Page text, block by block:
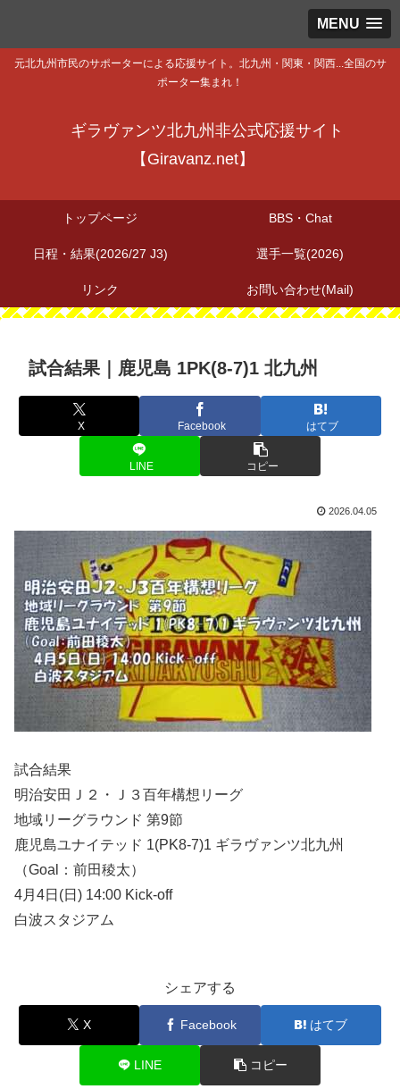
MENU
元北九州市民のサポーターによる応援サイト。北九州・関東・関西...全国のサ
ポーター集まれ！
ギラヴァンツ北九州非公式応援サイト
【Giravanz.net】
トップページ BBS・Chat
日程・結果(2026/27 J3) 選手一覧(2026)
リンク お問い合わせ(Mail)
試合結果｜鹿児島 1PK(8-7)1 北九州
X Facebook はてブ
LINE コピー
2026.04.05
試合結果
明治安田Ｊ２・Ｊ３百年構想リーグ
地域リーグラウンド 第9節
鹿児島ユナイテッド 1(PK8-7)1 ギラヴァンツ北九州
（Goal：前田稜太）
4月4日(日) 14:00 Kick-off
白波スタジアム
シェアする
X Facebook はてブ
LINE コピー